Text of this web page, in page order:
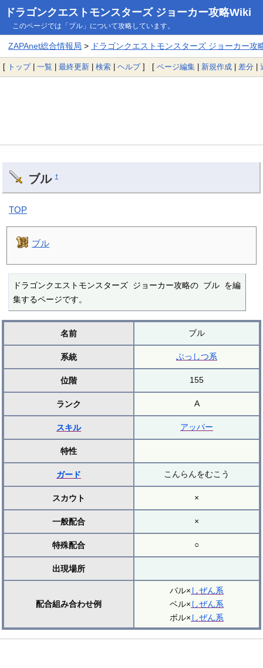
ドラゴンクエストモンスターズ ジョーカー攻略Wiki
このページでは「ブル」について攻略しています。
ZAPAnet総合情報局 > ドラゴンクエストモンスターズ ジョーカー攻
[ トップ| 一覧 | 最終更新 | 検索 | ヘルプ] [ ページ編集 | 新規作成 | 差分 |
ブル †
TOP
ブル
ドラゴンクエストモンスターズ ジョーカー攻略の ブル を編
集するページです。
名前 ブル
系統 ぶっしつ系
位階 155
ランク A
スキル アッパー
特性
ガード こんらんをむこう
スカウト ×
一般配合 ×
特殊配合 ○
出現場所
配合組み合わせ例
バル× しぜん系
ベル× しぜん系
ボル× しぜん系